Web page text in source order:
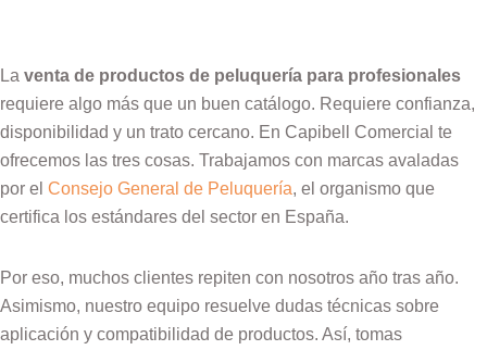
La venta de productos de peluquería para profesionales
requiere algo más que un buen catálogo. Requiere confianza,
disponibilidad y un trato cercano. En Capibell Comercial te
ofrecemos las tres cosas. Trabajamos con marcas avaladas
por el Consejo General de Peluquería, el organismo que
certifica los estándares del sector en España.
Por eso, muchos clientes repiten con nosotros año tras año.
Asimismo, nuestro equipo resuelve dudas técnicas sobre
aplicación y compatibilidad de productos. Así, tomas